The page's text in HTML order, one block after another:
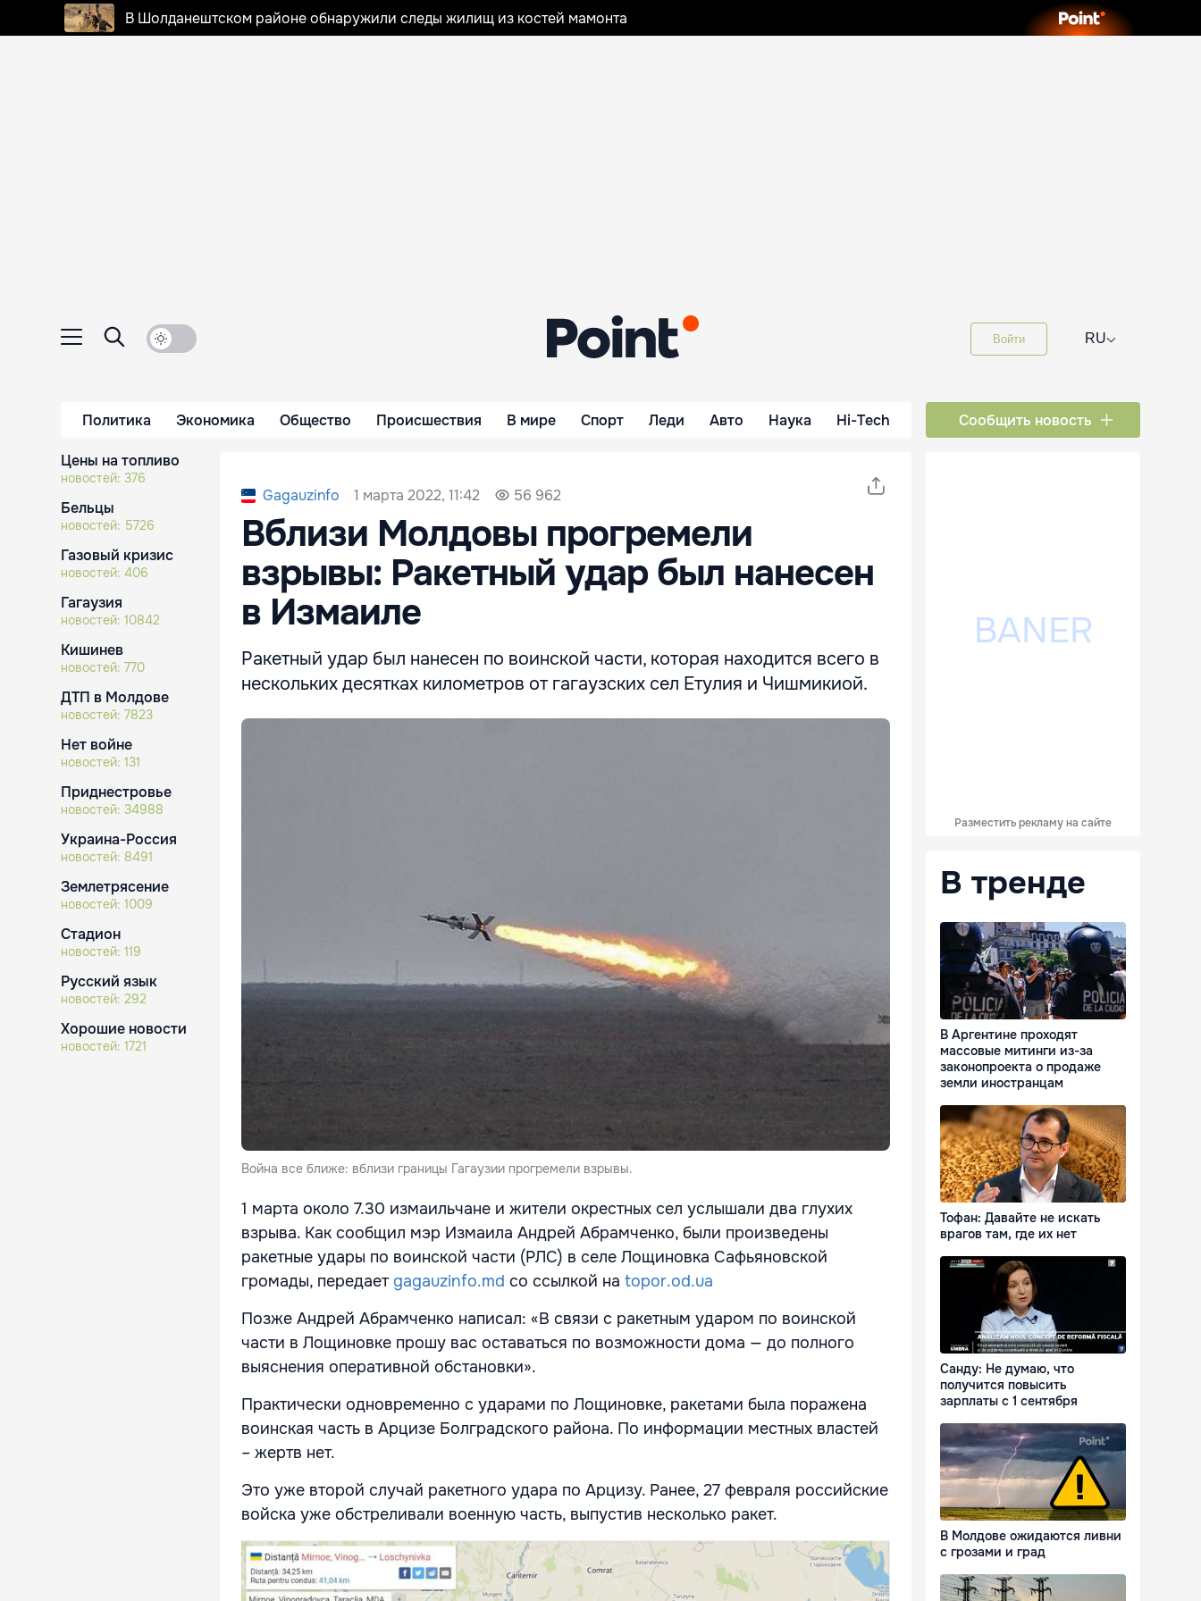
В Шолданештском районе обнаружили следы жилищ из костей мамонта
Войти RU⌵
Политика Экономика Общество Происшествия В мире Спорт Леди Авто Наука Hi-Tech Сообщить новость
Цены на топливо
новостей: 376
Бельцы
новостей: 5726
Газовый кризис
новостей: 406
Гагаузия
новостей: 10842
Кишинев
новостей: 770
ДТП в Молдове
новостей: 7823
Нет войне
новостей: 131
Приднестровье
новостей: 34988
Украина-Россия
новостей: 8491
Землетрясение
новостей: 1009
Стадион
новостей: 119
Русский язык
новостей: 292
Хорошие новости
новостей: 1721
Gagauzinfo 1 марта 2022, 11:42 56 962
Вблизи Молдовы прогремели
взрывы: Ракетный удар был нанесен
в Измаиле
Ракетный удар был нанесен по воинской части, которая находится всего в
нескольких десятках километров от гагаузских сел Етулия и Чишмикиой.
Война все ближе: вблизи границы Гагаузии прогремели взрывы.
1 марта около 7.30 измаильчане и жители окрестных сел услышали два глухих
взрыва. Как сообщил мэр Измаила Андрей Абрамченко, были произведены
ракетные удары по воинской части (РЛС) в селе Лощиновка Сафьяновской
громады, передает gagauzinfo.md со ссылкой на topor.od.ua
Позже Андрей Абрамченко написал: «В связи с ракетным ударом по воинской
части в Лощиновке прошу вас оставаться по возможности дома — до полного
выяснения оперативной обстановки».
Практически одновременно с ударами по Лощиновке, ракетами была поражена
воинская часть в Арцизе Болградского района. По информации местных властей
– жертв нет.
Это уже второй случай ракетного удара по Арцизу. Ранее, 27 февраля российские
войска уже обстреливали военную часть, выпустив несколько ракет.
Разместить рекламу на сайте
В тренде
В Аргентине проходят
массовые митинги из-за
законопроекта о продаже
земли иностранцам
Тофан: Давайте не искать
врагов там, где их нет
Санду: Не думаю, что
получится повысить
зарплаты с 1 сентября
В Молдове ожидаются ливни
с грозами и град